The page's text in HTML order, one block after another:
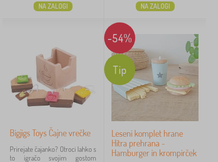
NA ZALOGI NA ZALOGI
Bigjigs Toys Čajne vrečke
Prirejate čajanko? Otroci lahko s
to igračo svojim gostom
-54%
Tip
Leseni komplet hrane
Hitra prehrana -
Hamburger in krompirček